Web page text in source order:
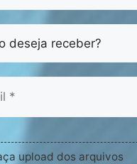
upload dos arquivos